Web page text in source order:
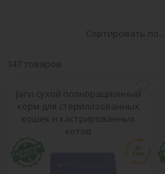
Сортировать по...
147 товаров
Jarvi сухой полнорационный
корм для стерилизованных
кошек и кастрированных
котов